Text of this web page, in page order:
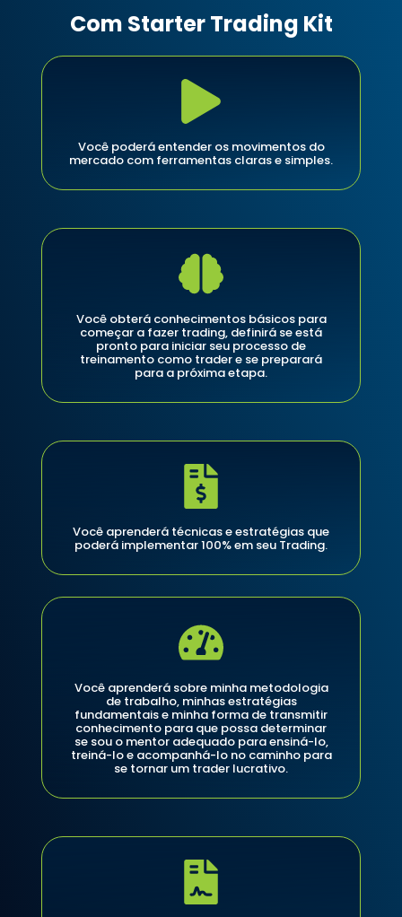
Com Starter Trading Kit
Você poderá entender os movimentos do
mercado com ferramentas claras e simples.
Você obterá conhecimentos básicos para
começar a fazer trading, definirá se está
pronto para iniciar seu processo de
treinamento como trader e se preparará
para a próxima etapa.
Você aprenderá técnicas e estratégias que
poderá implementar 100% em seu Trading.
Você aprenderá sobre minha metodologia
de trabalho, minhas estratégias
fundamentais e minha forma de transmitir
conhecimento para que possa determinar
se sou o mentor adequado para ensiná-lo,
treiná-lo e acompanhá-lo no caminho para
se tornar um trader lucrativo.